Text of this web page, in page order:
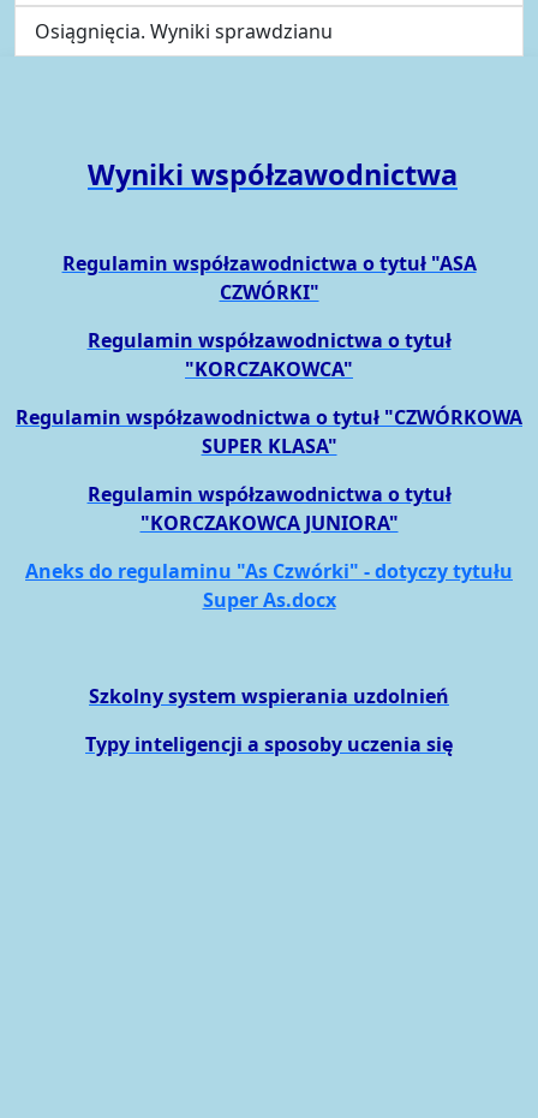
Osiągnięcia. Wyniki sprawdzianu
Wyniki współzawodnictwa
Regulamin współzawodnictwa o tytuł "ASA
CZWÓRKI"
Regulamin współzawodnictwa o tytuł
"KORCZAKOWCA"
Regulamin współzawodnictwa o tytuł "CZWÓRKOWA
SUPER KLASA"
Regulamin współzawodnictwa o tytuł
"KORCZAKOWCA JUNIORA"
Aneks do regulaminu "As Czwórki" - dotyczy tytułu
Super As.docx
Szkolny system wspierania uzdolnień
Typy inteligencji a sposoby uczenia się